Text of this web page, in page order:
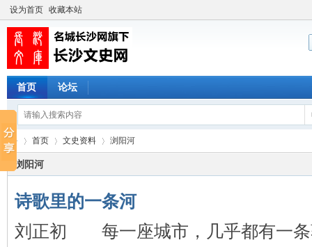
设为首页 收藏本站
首页 论坛
长 ›
首页
›
文史资料
›
浏阳河
浏阳河
诗歌里的一条河
刘正初 每一座城市，几乎都有一条